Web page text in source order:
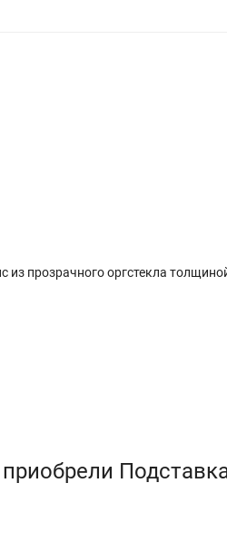
из прозрачного оргстекла